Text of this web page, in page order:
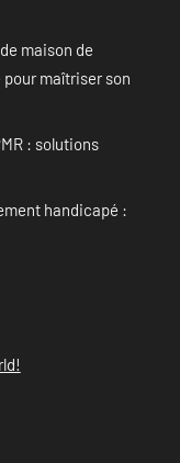
maison de
maîtriser son
: solutions
handicapé :